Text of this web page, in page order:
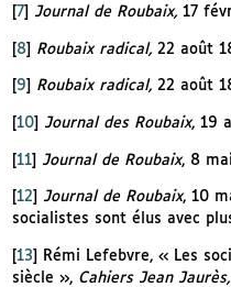
7] Journal de Roubaix, 17
[8] Roubaix radical, 22 août
9 Roubaix radical, 22 août
10] Journal des Roubaix, 19
[11] Journal de Roubaix, 8
12 Journal de Roubaix, 10
socialistes sont élus avec
[13]
Rémi Lefebvre, « Les
siècle », Cahiers Jean Jaurès,